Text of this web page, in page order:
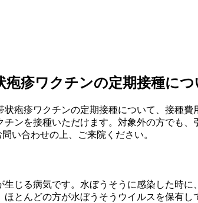
疱疹ワクチンの定期接種に
疱疹ワクチンの定期接種について、接種
ンを接種いただけます。対象外の方でも
い合わせの上、ご来院ください。
じる病気です。水ぼうそうに感染した時
とんどの方が水ぼうそうウイルスを保有